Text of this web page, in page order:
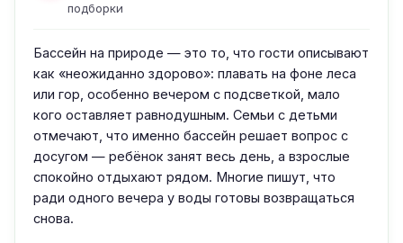
подборки
Бассейн на природе — это то, что гости описывают
как «неожиданно здорово»: плавать на фоне леса
или гор, особенно вечером с подсветкой, мало
кого оставляет равнодушным. Семьи с детьми
отмечают, что именно бассейн решает вопрос с
досугом — ребёнок занят весь день, а взрослые
спокойно отдыхают рядом. Многие пишут, что
ради одного вечера у воды готовы возвращаться
снова.